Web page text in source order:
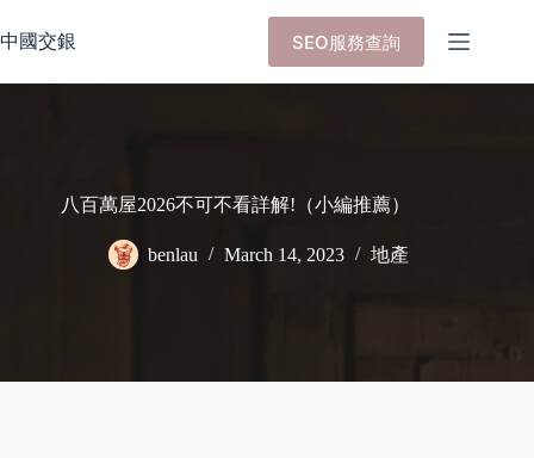
to
content
中國交銀 SEO服務查詢
八百萬屋2026不可不看詳解!（小編推薦）
benlau March 14, 2023 地產